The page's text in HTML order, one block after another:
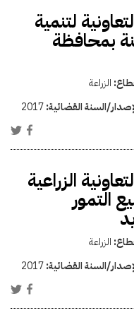
لتنمية
بمحافظة
الزراعة
السنة القضائية:2017
الزراعية
التمور
الزراعة
السنة القضائية:2017